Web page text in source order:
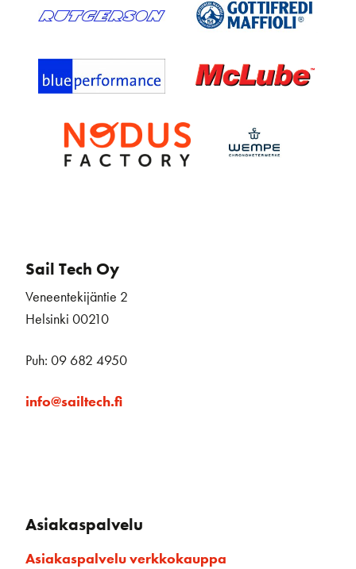
Sail Tech Oy
Veneentekijäntie 2
Helsinki 00210
Puh: 09 682 4950
info@sailtech.fi
Asiakaspalvelu
Asiakaspalvelu verkkokauppa